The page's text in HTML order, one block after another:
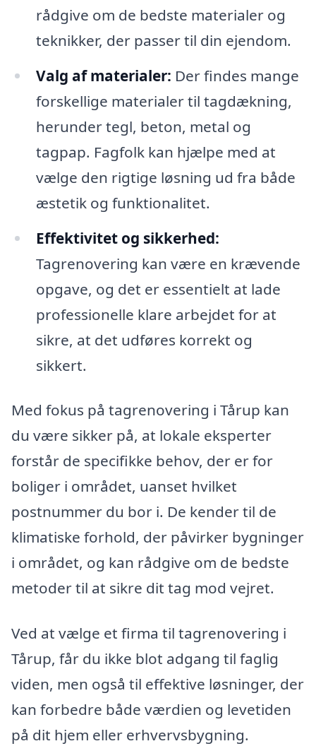
rådgive om de bedste materialer og
teknikker, der passer til din ejendom.
Valg af materialer: Der findes mange
forskellige materialer til tagdækning,
herunder tegl, beton, metal og
tagpap. Fagfolk kan hjælpe med at
vælge den rigtige løsning ud fra både
æstetik og funktionalitet.
Effektivitet og sikkerhed:
Tagrenovering kan være en krævende
opgave, og det er essentielt at lade
professionelle klare arbejdet for at
sikre, at det udføres korrekt og
sikkert.
Med fokus på tagrenovering i Tårup kan
du være sikker på, at lokale eksperter
forstår de specifikke behov, der er for
boliger i området, uanset hvilket
postnummer du bor i. De kender til de
klimatiske forhold, der påvirker bygninger
i området, og kan rådgive om de bedste
metoder til at sikre dit tag mod vejret.
Ved at vælge et firma til tagrenovering i
Tårup, får du ikke blot adgang til faglig
viden, men også til effektive løsninger, der
kan forbedre både værdien og levetiden
på dit hjem eller erhvervsbygning.